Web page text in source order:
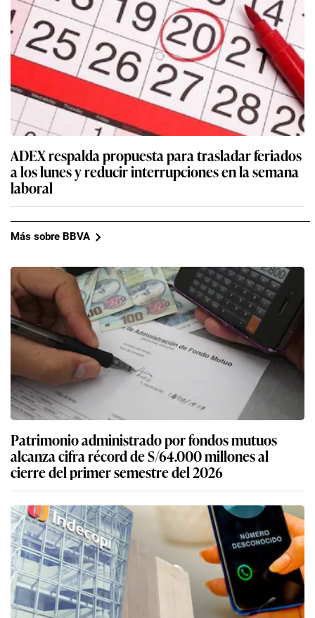
ADEX respalda propuesta para trasladar feriados
a los lunes y reducir interrupciones en la semana
laboral
Más sobre BBVA
Patrimonio administrado por fondos mutuos
alcanza cifra récord de S/64.000 millones al
cierre del primer semestre del 2026